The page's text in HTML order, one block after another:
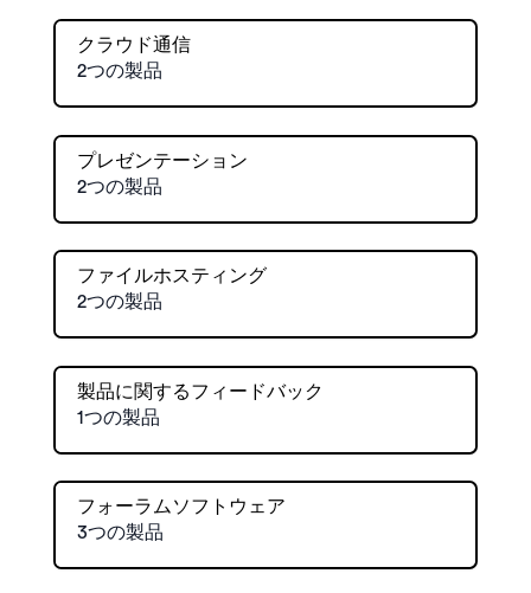
クラウド通信
2つの製品
プレゼンテーション
2つの製品
ファイルホスティング
2つの製品
製品に関するフィードバック
1つの製品
フォーラムソフトウェア
3つの製品